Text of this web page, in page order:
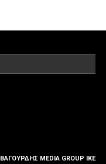
ΒΑΓΟΥΡΔΗΣ MEDIA GROUP IKE